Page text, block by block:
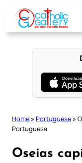
content
Home » Portuguese »
Portuguesa
Oseias